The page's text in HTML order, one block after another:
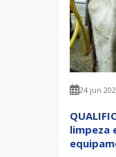
24 jun
limpeza